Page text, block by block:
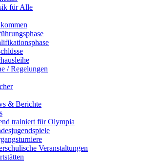
für Alle
/ Regelungen
& Berichte
trainiert für Olympia
Veranstaltungen